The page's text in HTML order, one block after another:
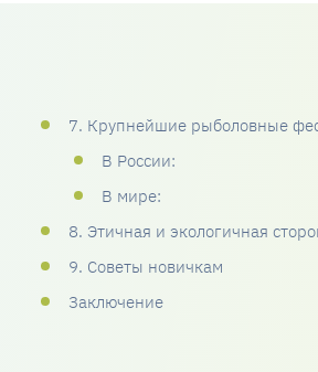
7. Крупнейшие рыболовные
В России:
В мире:
8. Этичная и экологичная
9. Советы новичкам
Заключение